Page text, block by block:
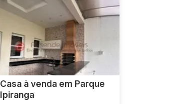
Casa à venda em Parque
Ipiranga